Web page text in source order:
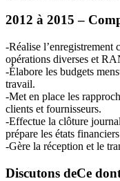
2012 à 2015 –
-Réalise l’enregistrement
opérations diverses et
-Élabore les budgets
travail.
-Met en place les
clients et fournisseurs.
-Effectue la clôture
prépare les états
-Gère la réception et le
Discutons deCe